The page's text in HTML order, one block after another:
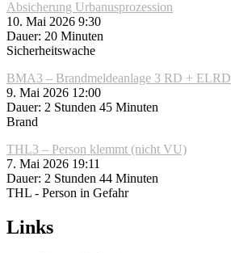
Absicherung Urbanusprozession
10. Mai 2026 9:30
Dauer: 20 Minuten
Sicherheitswache
BMA3 – Brandmeldeanlage 3 RD + ELRD
9. Mai 2026 12:00
Dauer: 2 Stunden 45 Minuten
Brand
THL3 – Person klemmt (nicht VU)
7. Mai 2026 19:11
Dauer: 2 Stunden 44 Minuten
THL - Person in Gefahr
Links